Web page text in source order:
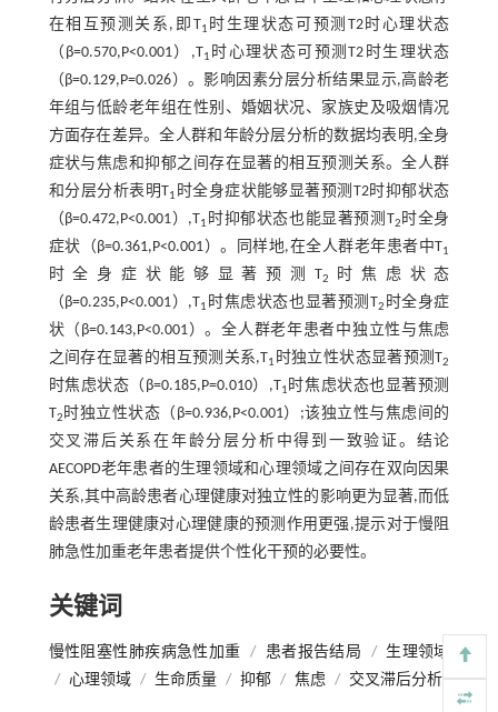
在相互预测关系,即T1 时生理状态可预测T2时心理状态
（β=0.570,P<0.001）,T1 时心理状态可预测T2时生理状态
（β=0.129,P=0.026）。影响因素分层分析结果显示,高龄老
年组与低龄老年组在性别、婚姻状况、家族史及吸烟情况
方面存在差异。全人群和年龄分层分析的数据均表明,全身
症状与焦虑和抑郁之间存在显著的相互预测关系。全人群
和分层分析表明T1 时全身症状能够显著预测T2时抑郁状态
（β=0.472,P<0.001）,T1 时抑郁状态也能显著预测T2时全身
症状（β=0.361,P<0.001）。同样地,在全人群老年患者中T1
时全身症状能够显著预测T2
时焦虑状态
（β=0.235,P<0.001）,T1 时焦虑状态也显著预测T2 时全身症
状（β=0.143,P<0.001）。全人群老年患者中独立性与焦虑
之间存在显著的相互预测关系,T1 时独立性状态显著预测T2
时焦虑状态（β=0.185,P=0.010）,T1时焦虑状态也显著预测
T2时独立性状态（β=0.936,P<0.001）;该独立性与焦虑间的
交叉滞后关系在年龄分层分析中得到一致验证。结论
AECOPD老年患者的生理领域和心理领域之间存在双向因果
关系,其中高龄患者心理健康对独立性的影响更为显著,而低
龄患者生理健康对心理健康的预测作用更强,提示对于慢阻
肺急性加重老年患者提供个性化干预的必要性。
关键词
慢性阻塞性肺疾病急性加重 / 患者报告结局 / 生理领域
/ 心理领域 / 生命质量 / 抑郁 / 焦虑 / 交叉滞后分析